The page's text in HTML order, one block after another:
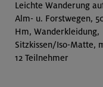
Leichte Wanderung
Alm- u. Forstwegen,
Hm, Wanderkleidung,
Sitzkissen/Iso-Matte,
12 Teilnehmer